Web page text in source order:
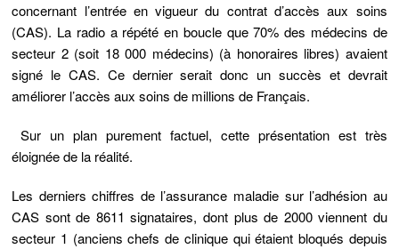
concernant l’entrée en vigueur du contrat d’accès aux soins
(CAS). La radio a répété en boucle que 70% des médecins de
secteur 2 (soit 18 000 médecins) (à honoraires libres) avaient
signé le CAS. Ce dernier serait donc un succès et devrait
améliorer l’accès aux soins de millions de Français.
Sur un plan purement factuel, cette présentation est très
éloignée de la réalité.
Les derniers chiffres de l’assurance maladie sur l’adhésion au
CAS sont de 8611 signataires, dont plus de 2000 viennent du
secteur 1 (anciens chefs de clinique qui étaient bloqués depuis